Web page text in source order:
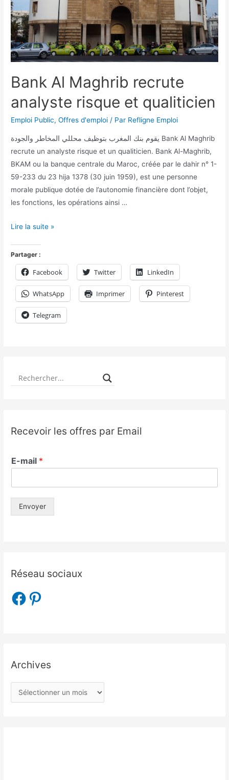
Bank Al Maghrib recrute
analyste risque et qualiticien
Emploi Public,Offres d'emploi / Par Refligne Emploi
يقوم بنك المغرب بتوظيف محللي المخاطر والجودة Bank Al Maghrib
recrute un analyste risque et un qualiticien. Bank Al-Maghrib,
BKAM ou la banque centrale du Maroc, créée par le dahir n° 1-
59-233 du 23 hija 1378 (30 juin 1959), est une personne
morale publique dotée de l’autonomie financière dont l’objet,
les fonctions, les opérations ainsi …
Lire la suite »
Partager :
Facebook Twitter LinkedIn
WhatsApp Imprimer Pinterest
Telegram
Recevoir les offres par Email
E-mail *
Envoyer
Réseau sociaux
Archives